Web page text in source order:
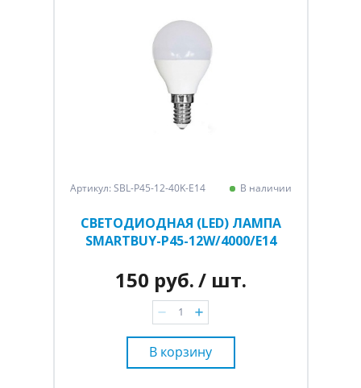
Артикул: SBL-P45-12-40K-E14 В наличии
СВЕТОДИОДНАЯ (LED) ЛАМПА
SMARTBUY-P45-12W/4000/E14
150 руб./ шт.
В корзину